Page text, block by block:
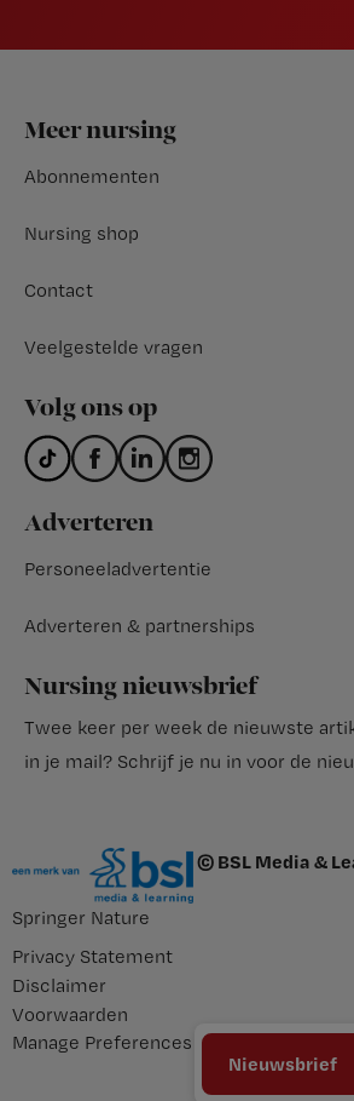
Nieuwsbrief
Footer
Meer nursing
Abonnementen
Nursing shop
Contact
Veelgestelde vragen
Volg ons op
Adverteren
Personeeladvertentie
Adverteren & partnerships
Nursing nieuwsbrief
Twee keer per week de nieuwste
in je mail? Schrijf je nu in voor de
© BSL Media &
Springer Nature
Privacy Statement
Disclaimer
Voorwaarden
Manage Preferences